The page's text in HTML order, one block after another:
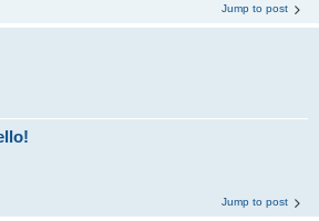
Jump to post
Jump to post